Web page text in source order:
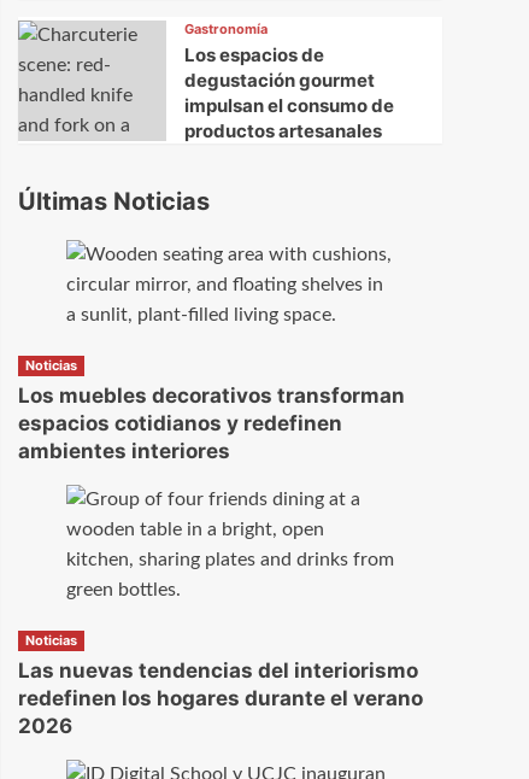
Gastronomía
Los espacios de
degustación gourmet
impulsan el consumo de
productos artesanales
Últimas Noticias
Noticias
Los muebles decorativos transforman
espacios cotidianos y redefinen
ambientes interiores
Noticias
Las nuevas tendencias del interiorismo
redefinen los hogares durante el verano
2026